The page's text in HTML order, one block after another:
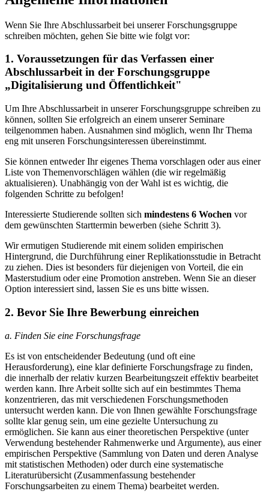
Wenn Sie Ihre Abschlussarbeit bei unserer Forschungsgruppe
schreiben möchten, gehen Sie bitte wie folgt vor:
1. Voraussetzungen für das Verfassen einer
Abschlussarbeit in der Forschungsgruppe
„Digitalisierung und Öffentlichkeit"
Um Ihre Abschlussarbeit in unserer Forschungsgruppe schreiben zu
können, sollten Sie erfolgreich an einem unserer Seminare
teilgenommen haben. Ausnahmen sind möglich, wenn Ihr Thema
eng mit unseren Forschungsinteressen übereinstimmt.
Sie können entweder Ihr eigenes Thema vorschlagen oder aus einer
Liste von Themenvorschlägen wählen (die wir regelmäßig
aktualisieren). Unabhängig von der Wahl ist es wichtig, die
folgenden Schritte zu befolgen!
Interessierte Studierende sollten sich mindestens 6 Wochen vor
dem gewünschten Starttermin bewerben (siehe Schritt 3).
Wir ermutigen Studierende mit einem soliden empirischen
Hintergrund, die Durchführung einer Replikationsstudie in Betracht
zu ziehen. Dies ist besonders für diejenigen von Vorteil, die ein
Masterstudium oder eine Promotion anstreben. Wenn Sie an dieser
Option interessiert sind, lassen Sie es uns bitte wissen.
2. Bevor Sie Ihre Bewerbung einreichen
a. Finden Sie eine Forschungsfrage
Es ist von entscheidender Bedeutung (und oft eine
Herausforderung), eine klar definierte Forschungsfrage zu finden,
die innerhalb der relativ kurzen Bearbeitungszeit effektiv bearbeitet
werden kann. Ihre Arbeit sollte sich auf ein bestimmtes Thema
konzentrieren, das mit verschiedenen Forschungsmethoden
untersucht werden kann. Die von Ihnen gewählte Forschungsfrage
sollte klar genug sein, um eine gezielte Untersuchung zu
ermöglichen. Sie kann aus einer theoretischen Perspektive (unter
Verwendung bestehender Rahmenwerke und Argumente), aus einer
empirischen Perspektive (Sammlung von Daten und deren Analyse
mit statistischen Methoden) oder durch eine systematische
Literaturübersicht (Zusammenfassung bestehender
Forschungsarbeiten zu einem Thema) bearbeitet werden.